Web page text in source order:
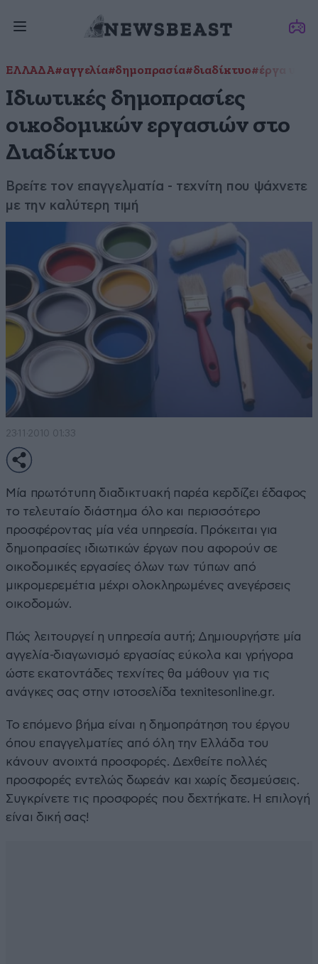
ΕΛΛΑΔΑ#αγγελία#δημοπρασία#διαδίκτυο#έργα
Ιδιωτικές δημοπρασίες
οικοδομικών εργασιών στο
Διαδίκτυο
Βρείτε τον επαγγελματία - τεχνίτη που ψάχνετε
με την καλύτερη τιμή
23·11·2010 01:33
Μία πρωτότυπη διαδικτυακή παρέα κερδίζει έδαφος
το τελευταίο διάστημα όλο και περισσότερο
προσφέροντας μία νέα υπηρεσία. Πρόκειται για
δημοπρασίες ιδιωτικών έργων που αφορούν σε
οικοδομικές εργασίες όλων των τύπων από
μικρομερεμέτια μέχρι ολοκληρωμένες ανεγέρσεις
οικοδομών.
Πώς λειτουργεί η υπηρεσία αυτή; Δημιουργήστε μία
αγγελία-διαγωνισμό εργασίας εύκολα και γρήγορα
ώστε εκατοντάδες τεχνίτες θα μάθουν για τις
ανάγκες σας στην ιστοσελίδα texnitesonline.gr.
Το επόμενο βήμα είναι η δημοπράτηση του έργου
όπου επαγγελματίες από όλη την Ελλάδα του
κάνουν ανοιχτά προσφορές. Δεχθείτε πολλές
προσφορές εντελώς δωρεάν και χωρίς δεσμεύσεις.
Συγκρίνετε τις προσφορές που δεχτήκατε. Η επιλογή
είναι δική σας!